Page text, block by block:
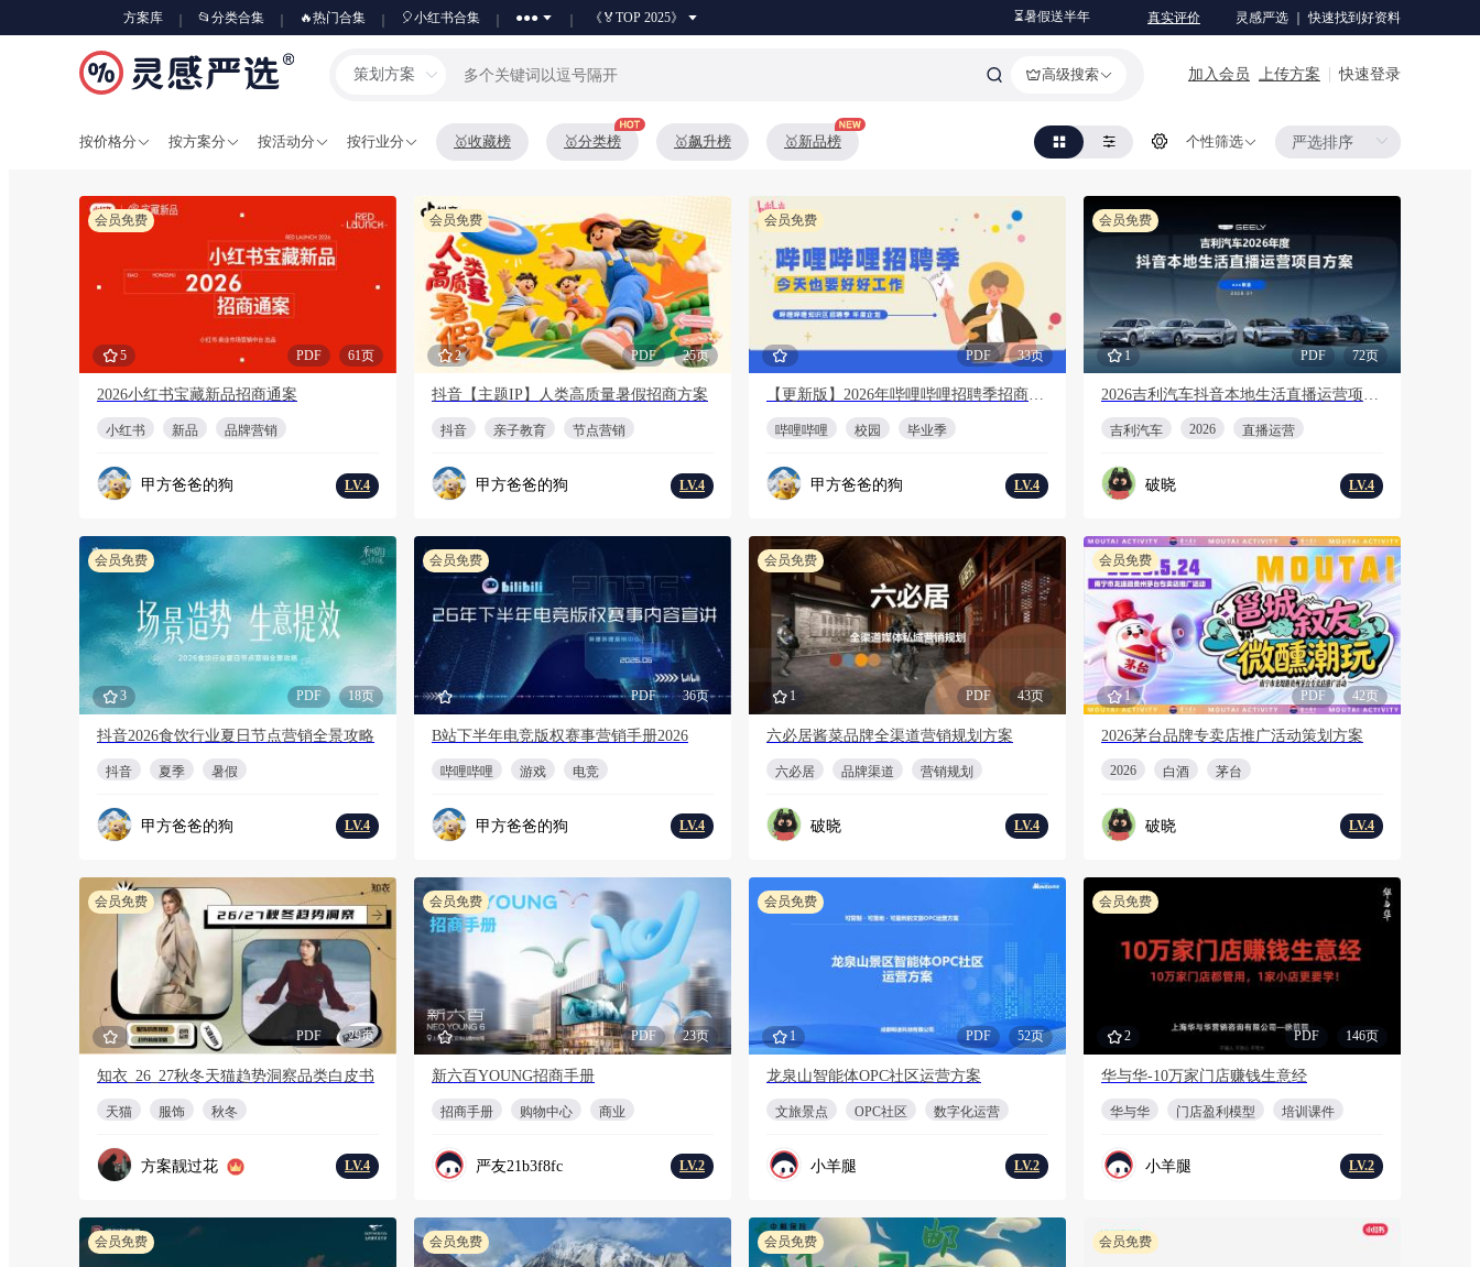
方案库 📂分类合集 🔥热门合集 🎈小红书合集 ●●● 《🏅TOP 2025》 ⏳暑假送半年 真实评价 灵感严选 ｜ 快速找到好资料
策划方案 高级搜索 加入会员 上传方案 快速登录
按价格分 按方案分 按活动分 按行业分 🥇收藏榜 🥇分类榜 🥇飙升榜 🥇新品榜 个性筛选
会员免费
5 PDF 61页
2026小红书宝藏新品招商通案
小红书 新品 品牌营销
甲方爸爸的狗 LV.4
会员免费
2 PDF 25页
抖音【主题IP】人类高质量暑假招商方案
抖音 亲子教育 节点营销
甲方爸爸的狗 LV.4
会员免费
PDF 33页
【更新版】2026年哔哩哔哩招聘季招商通案
哔哩哔哩 校园 毕业季
甲方爸爸的狗 LV.4
会员免费
1 PDF 72页
2026吉利汽车抖音本地生活直播运营项目方案
吉利汽车 2026 直播运营
破晓 LV.4
会员免费
3 PDF 18页
抖音2026食饮行业夏日节点营销全景攻略
抖音 夏季 暑假
甲方爸爸的狗 LV.4
会员免费
PDF 36页
B站下半年电竞版权赛事营销手册2026
哔哩哔哩 游戏 电竞
甲方爸爸的狗 LV.4
会员免费
1 PDF 43页
六必居酱菜品牌全渠道营销规划方案
六必居 品牌渠道 营销规划
破晓 LV.4
会员免费
1 PDF 42页
2026茅台品牌专卖店推广活动策划方案
2026 白酒 茅台
破晓 LV.4
会员免费
PDF 29页
知衣_26_27秋冬天猫趋势洞察品类白皮书
天猫 服饰 秋冬
方案靓过花 LV.4
会员免费
PDF 23页
新六百YOUNG招商手册
招商手册 购物中心 商业
严友21b3f8fc LV.2
会员免费
1 PDF 52页
龙泉山智能体OPC社区运营方案
文旅景点 OPC社区 数字化运营
小羊腿 LV.2
会员免费
2 PDF 146页
华与华-10万家门店赚钱生意经
华与华 门店盈利模型 培训课件
小羊腿 LV.2
会员免费 会员免费 会员免费 会员免费